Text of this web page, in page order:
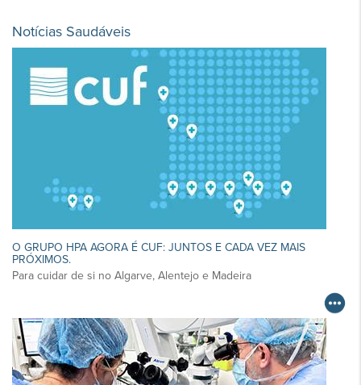
Notícias Saudáveis
O GRUPO HPA AGORA É CUF: JUNTOS E CADA VEZ MAIS
PRÓXIMOS.
Para cuidar de si no Algarve, Alentejo e Madeira